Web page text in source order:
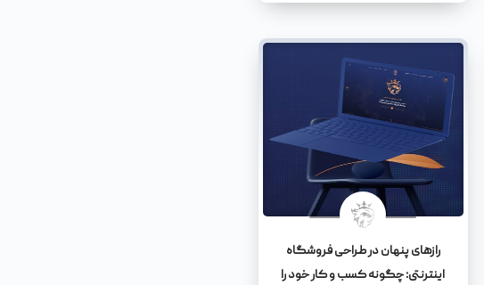
کند، بلکه آن‌ها را به مشتریان وفادار تبدیل
رازهای پنهان در طراحی فروشگاه
اینترنتی: چگونه کسب و کار خود را